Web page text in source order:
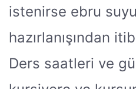
istenirse ebru
hazırlanışından
Ders saatleri ve